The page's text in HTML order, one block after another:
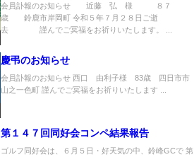
会員訃報のお知らせ 近藤 弘 様 ８７
歳 鈴鹿市岸岡町 令和５年７月２８日ご逝
去 謹んでご冥福をお祈りいたします。 ...
慶弔のお知らせ
会員訃報のお知らせ 西口 由利子様 83歳 四日市市
山之一色町 謹んでご冥福をお祈りいたします ...
第１４７回同好会コンペ結果報告
ゴルフ同好会は、６月５日・好天気の中、鈴峰GCで 第